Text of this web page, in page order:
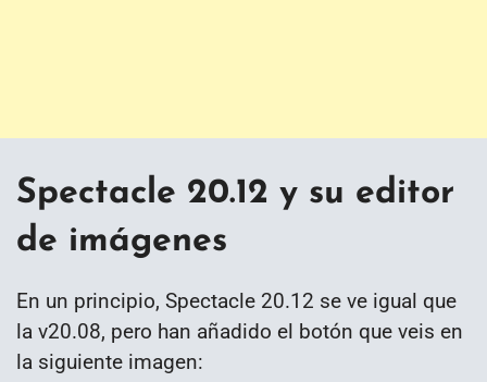
Spectacle 20.12 y su editor
de imágenes
En un principio, Spectacle 20.12 se ve igual que
la v20.08, pero han añadido el botón que veis en
la siguiente imagen: